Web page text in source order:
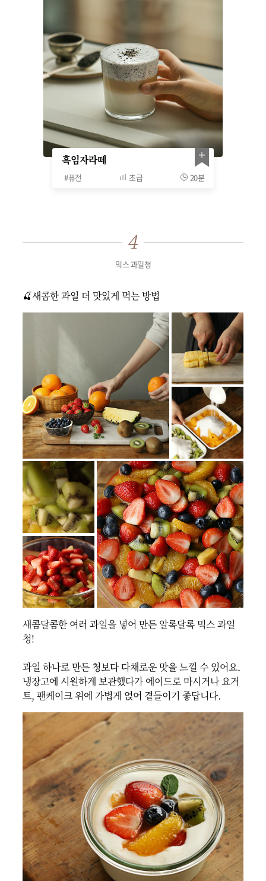
흑임자라떼
#퓨전 초급 20분
믹스 과일청
🍒새콤한 과일 더 맛있게 먹는 방법
새콤달콤한 여러 과일을 넣어 만든 알록달록 믹스 과일
청!
과일 하나로 만든 청보다 다채로운 맛을 느낄 수 있어요.
냉장고에 시원하게 보관했다가 에이드로 마시거나 요거